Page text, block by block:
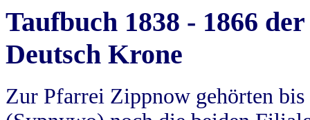
Taufbuch 1838 - 1866
Deutsch Krone
Zur Pfarrei Zippnow gehörten